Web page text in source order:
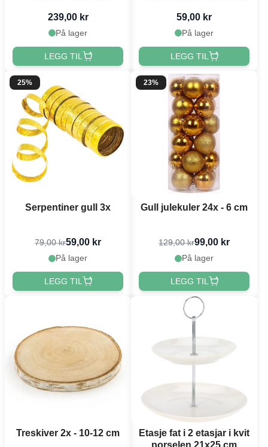
239,00 kr
På lager
LEGG TIL
59,00 kr
På lager
LEGG TIL
25%
Serpentiner gull 3x
79,00 kr59,00 kr
På lager
LEGG TIL
23%
Gull julekuler 24x - 6 cm
129,00 kr99,00 kr
På lager
LEGG TIL
Treskiver 2x - 10-12 cm
Etasje fat i 2 etasjar i kvit
porselen 21x25 cm